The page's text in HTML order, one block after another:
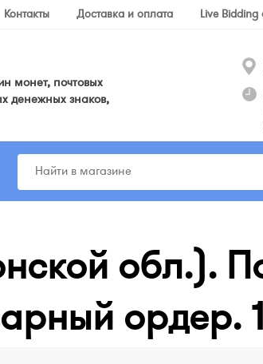
Контакты Доставка и оплата Live
монет, почтовых
денежных знаков,
обл.).
ордер.